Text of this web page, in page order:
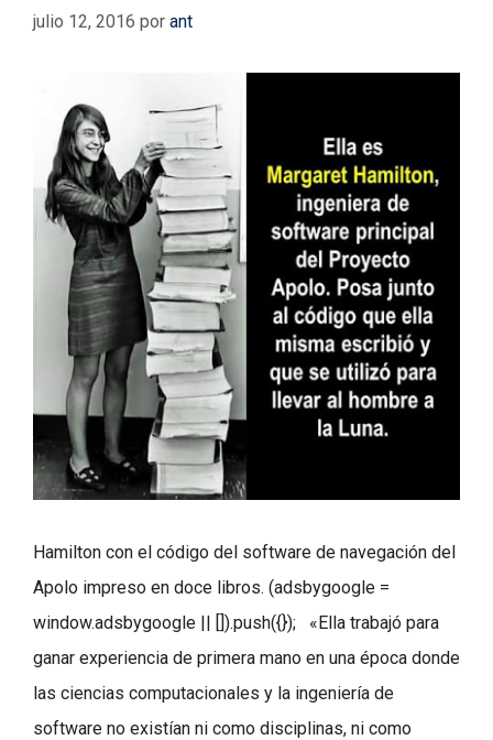
julio 12, 2016 por ant
Hamilton con el código del software de navegación del
Apolo impreso en doce libros. (adsbygoogle =
window.adsbygoogle || []).push({}); «Ella trabajó para
ganar experiencia de primera mano en una época donde
las ciencias computacionales y la ingeniería de
software no existían ni como disciplinas, ni como